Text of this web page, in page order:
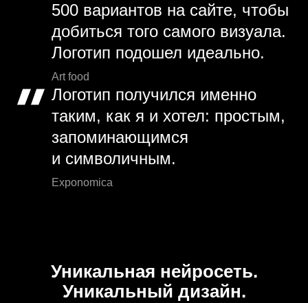
500 вариантов на сайте, чтобы
добиться того самого визуала.
Логотип подошел идеально.
Art food
Логотип получился именно
таким, как я и хотел: простым,
запоминающимся
и символичным.
Exponomica
Уникальная нейросеть.
Уникальный дизайн.